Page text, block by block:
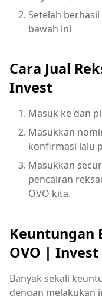
Setelah
bawah ini
Cara Jual
Invest
Masuk ke dan
Masukkan
konfirmasi lalu
Masukkan
pencairan
OVO kita.
Keuntungan
OVO | Invest
Banyak sekali
dengan melakukan